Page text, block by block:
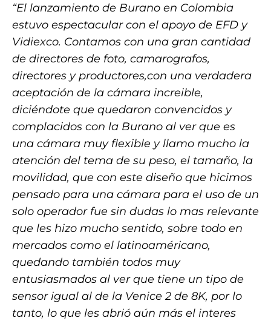
“El lanzamiento de Burano en Colombia
estuvo espectacular con el apoyo de EFD y
Vidiexco. Contamos con una gran cantidad
de directores de foto, camarografos,
directores y productores,con una verdadera
aceptación de la cámara increible,
diciéndote que quedaron convencidos y
complacidos con la Burano al ver que es
una cámara muy flexible y llamo mucho la
atención del tema de su peso, el tamaño, la
movilidad, que con este diseño que hicimos
pensado para una cámara para el uso de un
solo operador fue sin dudas lo mas relevante
que les hizo mucho sentido, sobre todo en
mercados como el latinoaméricano,
quedando también todos muy
entusiasmados al ver que tiene un tipo de
sensor igual al de la Venice 2 de 8K, por lo
tanto, lo que les abrió aún más el interes